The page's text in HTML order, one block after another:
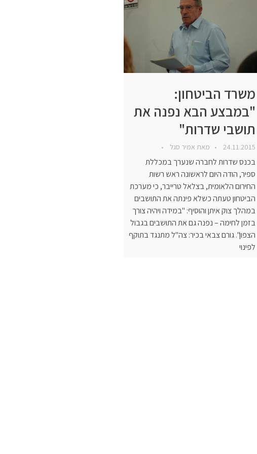
משרד הביטחון:
"במבצע הבא נפנה את
תושבי שדרות"
24.11.2015 מאת אמיר סגל
בכנס שדרות לחברה שנערך במכללת
ספיר, הודה היום לראשונה ראש רשות
החירום הלאומית, בצלאל טרייבר, כי מערכת
הביטחון טעתה כשלא פינתה את התושבים
במהלך צוק איתן והוסיף: "במידה ויהיה צורך
בזמן לחימה – נפנה גם את התושבים בגבול
הצפון". גורם צבאי בכיר: צה"ל מתנגד בתוקף
לפינוי